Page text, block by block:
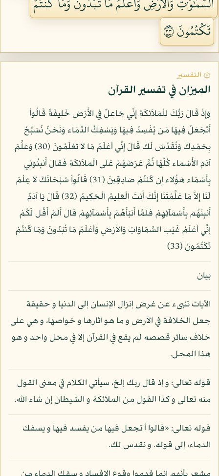
تَكۡتُمُونَ ٣٣
۞ التفسير
الميزان في تفسير القرآن
وَإِذْ قَالَ رَبُّكَ لِلْمَلاَئِكَةِ إِنِّي جَاعِلٌ فِي الأَرْضِ خَلِيفَةً قَالُواْ
أَتَجْعَلُ فِيهَا مَن يُفْسِدُ فِيهَا وَيَسْفِكُ الدِّمَاء وَنَحْنُ نُسَبِّحُ
بِحَمْدِكَ وَنُقَدِّسُ لَكَ قَالَ إِنِّي أَعْلَمُ مَا لاَ تَعْلَمُونَ (30) وَعَلَّمَ
آدَمَ الأَسْمَاء كُلَّهَا ثُمَّ عَرَضَهُمْ عَلَى الْمَلاَئِكَةِ فَقَالَ أَنبِئُونِي
بِأَسْمَاء هَؤُلاء إِن كُنتُمْ صَادِقِينَ (31) قَالُواْ سُبْحَانَكَ لاَ عِلْمَ
لَنَا إِلاَّ مَا عَلَّمْتَنَا إِنَّكَ أَنتَ الْعَلِيمُ الْحَكِيمُ (32) قَالَ يَا آدَمُ
أَنبِئْهُم بِأَسْمَآئِهِمْ فَلَمَّا أَنبَأَهُمْ بِأَسْمَآئِهِمْ قَالَ أَلَمْ أَقُل لَّكُمْ
إِنِّي أَعْلَمُ غَيْبَ السَّمَاوَاتِ وَالأَرْضِ وَأَعْلَمُ مَا تُبْدُونَ وَمَا كُنتُمْ
تَكْتُمُونَ (33)
بيان
الآيات تنبىء عن غرض إنزال الإنسان إلى الدنيا و حقيقة
جعل الخلافة في الأرض و ما هو آثارها و خواصها، و هي على
خلاف سائر قصصه لم يقع في القرآن إلا في محل واحد و هو
هذا المحل.
قوله تعالى: و إذ قال ربك إلخ، سيأتي الكلام في معنى القول
منه تعالى و كذا القول من الملائكة و الشيطان إن شاء الله.
قوله تعالى: «قالوا أ تجعل فيها من يفسد فيها و يسفك
الدماء، إلى قوله. و نقدس لك.